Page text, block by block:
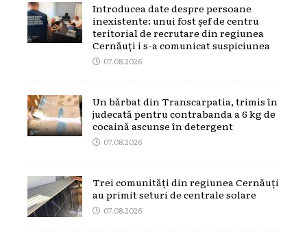
Introducea date despre persoane
inexistente: unui fost șef de centru
teritorial de recrutare din regiunea
Cernăuți i s-a comunicat suspiciunea
07.08.2026
Un bărbat din Transcarpatia, trimis în
judecată pentru contrabanda a 6 kg de
cocaină ascunse în detergent
07.08.2026
Trei comunități din regiunea Cernăuți
au primit seturi de centrale solare
07.08.2026